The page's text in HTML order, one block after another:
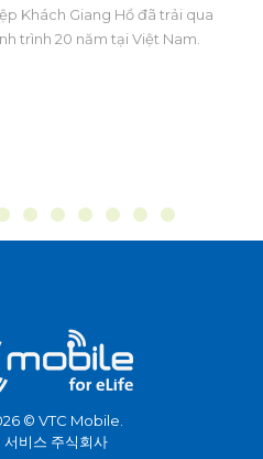
Khách Giang Hồ đã trải qua
trình 20 năm tại Việt Nam.
© VTC Mobile.
서비스 주식회사